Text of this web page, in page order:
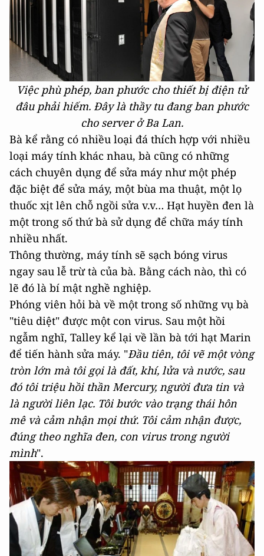
Việc phù phép, ban phước cho thiết bị điện tử
đâu phải hiếm. Đây là thầy tu đang ban phước
cho server ở Ba Lan.
Bà kể rằng có nhiều loại đá thích hợp với nhiều
loại máy tính khác nhau, bà cũng có những
cách chuyên dụng để sửa máy như một phép
đặc biệt để sửa máy, một bùa ma thuật, một lọ
thuốc xịt lên chỗ ngồi sửa v.v… Hạt huyền đen là
một trong số thứ bà sử dụng để chữa máy tính
nhiều nhất.
Thông thường, máy tính sẽ sạch bóng virus
ngay sau lễ trừ tà của bà. Bằng cách nào, thì có
lẽ đó là bí mật nghề nghiệp.
Phóng viên hỏi bà về một trong số những vụ bà
"tiêu diệt" được một con virus. Sau một hồi
ngẫm nghĩ, Talley kể lại về lần bà tới hạt Marin
để tiến hành sửa máy. "Đầu tiên, tôi vẽ một vòng
tròn lớn mà tôi gọi là đất, khí, lửa và nước, sau
đó tôi triệu hồi thần Mercury, người đưa tin và
là người liên lạc. Tôi bước vào trạng thái hôn
mê và cảm nhận mọi thứ. Tôi cảm nhận được,
đúng theo nghĩa đen, con virus trong người
mình".